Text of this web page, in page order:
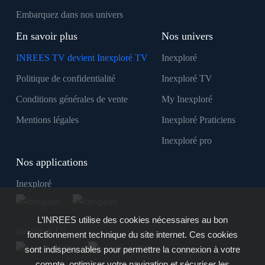
Embarquez dans nos univers
En savoir plus
INREES TV devient Inexploré TV
Politique de confidentialité
Conditions générales de vente
Mentions légales
Nos univers
Inexploré
Inexploré TV
My Inexploré
Inexploré Praticiens
Inexploré pro
Nos applications
Inexploré
Inexploré TV
L’INREES utilise des cookies nécessaires au bon
fonctionnement technique du site internet. Ces cookies
sont indispensables pour permettre la connexion à votre